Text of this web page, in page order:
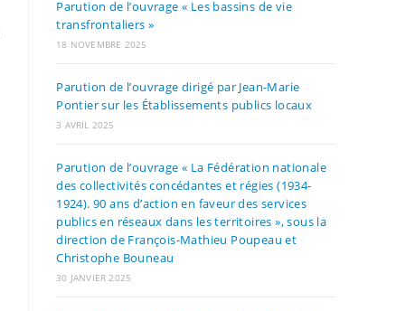
Parution de l’ouvrage « Les bassins de vie
transfrontaliers »
18 NOVEMBRE 2025
Parution de l’ouvrage dirigé par Jean-Marie
Pontier sur les Établissements publics locaux
3 AVRIL 2025
Parution de l’ouvrage « La Fédération nationale
des collectivités concédantes et régies (1934-
1924). 90 ans d’action en faveur des services
publics en réseaux dans les territoires », sous la
direction de François-Mathieu Poupeau et
Christophe Bouneau
30 JANVIER 2025